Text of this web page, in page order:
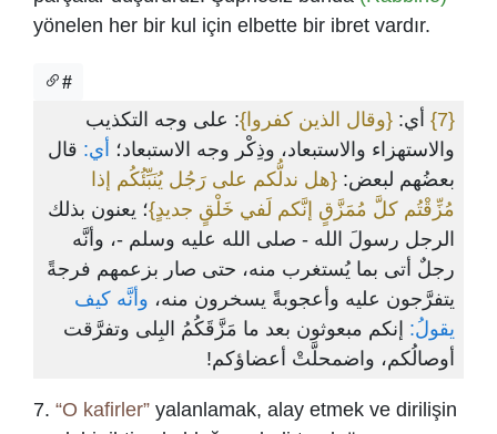
yönelen her bir kul için elbette bir ibret vardır.
#
{7} أي: {وقال الذين كفروا}: على وجه التكذيب
والاستهزاء والاستبعاد، وذِكْر وجه الاستبعاد؛ أي: قال
بعضُهم لبعض: {هل ندلُّكم على رَجُل يُنَبِّئُكُم إذا
مُزِّقْتُم كلَّ مُمَزَّقٍ إنَّكم لَفي خَلْقٍ جديدٍ}؛ يعنون بذلك
الرجل رسولَ الله - صلى الله عليه وسلم -، وأنَّه
رجلٌ أتى بما يُستغرب منه، حتى صار بزعمهم فرجةً
يتفرَّجون عليه وأعجوبةً يسخرون منه، وأنَّه كيف
يقولُ: إنكم مبعوثون بعد ما مَزَّقَكُمُ البِلى وتفرَّقت
أوصالُكم، واضمحلَّتْ أعضاؤكم!
7. “O kafirler” yalanlamak, alay etmek ve dirilişin